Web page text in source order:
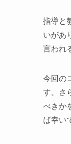
指導と
いがあ
言われ
今回の
す。さ
べきか
ば幸い